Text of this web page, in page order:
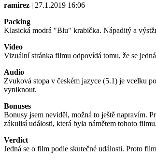
ramirez | 27.1.2019 16:06
Packing
Klasická modrá "Blu" krabička. Nápaditý a
Video
Vizuální stránka filmu odpovídá tomu, že se
Audio
Zvuková stopa v českém jazyce (5.1) je vcelku
vyniknout.
Bonuses
Bonusy jsem neviděl, možná to ještě napravím.
zákulisí události, která byla námětem tohoto filmu.
Verdict
Jedná se o film podle skutečné události. Proto